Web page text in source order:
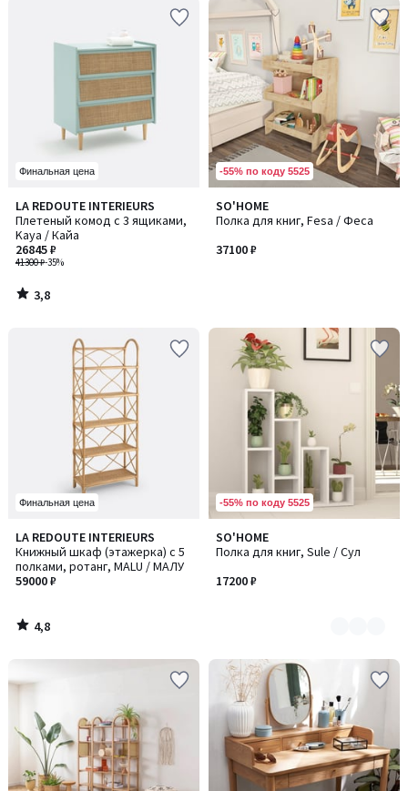
Финальная цена
LA REDOUTE INTERIEURS
Плетеный комод с 3 ящиками,
Kaya / Кайа
41300 ₽-35%
26845 ₽
3,8
/ 5
3,8
/
-55% по коду 5525
SO'HOME
Полка для книг, Fesa / Феса
37100 ₽
Финальная цена
LA REDOUTE INTERIEURS
Книжный шкаф (этажерка) с 5
полками, ротанг, MALU / МАЛУ
59000 ₽
4,8
/ 5
4,8
/
-55% по коду 5525
SO'HOME
Полка для книг, Sule / Сул
17200 ₽
Количество
цветов:
3